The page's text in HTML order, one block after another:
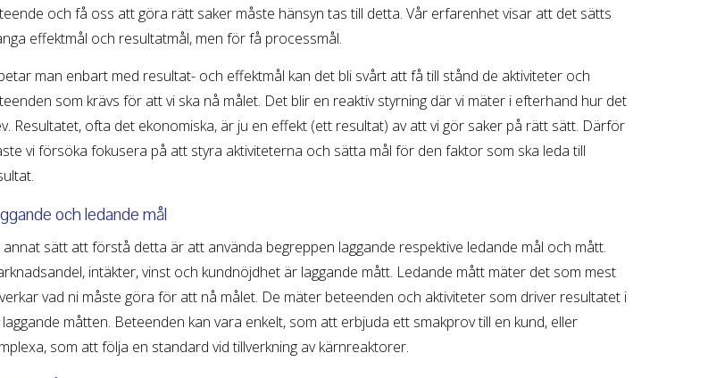
och få oss att göra rätt saker måste hänsyn tas till detta. Vår erfarenhet visar att det sätts
effektmål och resultatmål, men för få processmål.
man enbart med resultat- och effektmål kan det bli svårt att få till stånd de aktiviteter och
som krävs för att vi ska nå målet. Det blir en reaktiv styrning där vi mäter i efterhand hur det
Resultatet, ofta det ekonomiska, är ju en effekt (ett resultat) av att vi gör saker på rätt sätt. Därför
vi försöka fokusera på att styra aktiviteterna och sätta mål för den faktor som ska leda till
och ledande mål
annat sätt att förstå detta är att använda begreppen laggande respektive ledande mål och mått.
intäkter, vinst och kundnöjdhet är laggande mått. Ledande mått mäter det som mest
vad ni måste göra för att nå målet. De mäter beteenden och aktiviteter som driver resultatet i
måtten. Beteenden kan vara enkelt, som att erbjuda ett smakprov till en kund, eller
som att följa en standard vid tillverkning av kärnreaktorer.